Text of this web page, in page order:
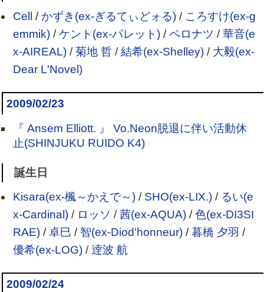
Cell
/ かずき(ex-ぎるてぃどォる)/ ころすけ(ex-g
emmik)/ケント(ex-パレット)/ペロナツ /華音(e
x-AIREAL)/菊地 哲/結希(ex-Shelley)/ 大毅(ex-
Dear L'Novel)
2009/02/23
『 Ansem Elliott. 』 Vo.Neon脱退に伴い活動休
止(SHINJUKU RUIDO K4)
誕生日
Kisara(ex-楓～かえで～)/ SHO(ex-LIX.)/ るい(e
x-Cardinal)/ ロッソ /茜(ex-AQUA)/色(ex-DI3SI
RAE)/卓巳 / 智(ex-Diod'honneur)/暮橋 夕羽 /
優希(ex-LOG)/逹波 航
2009/02/24